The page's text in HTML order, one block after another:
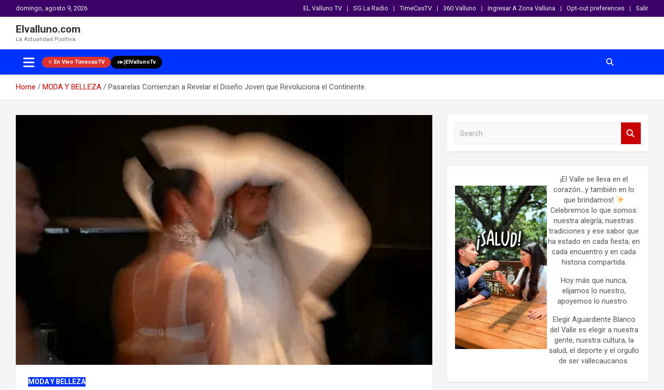
domingo, agosto 9, 2026 EL Valluno TV SG La Radio TimeCasTV 360 Valluno Ingresar A Zona Valluna Opt-out preferences Salir
Elvalluno.com
La Actualidad Positiva.
En Vivo TimecasTV ElVallunoTv
Home MODA Y BELLEZA
Pasarelas Comienzan a Revelar el Diseño Joven que Revoluciona el Continente.
MODA Y BELLEZA
¡El Valle se lleva en el
corazón…y también en lo
que brindamos!
Celebremos lo que somos:
nuestra alegría, nuestras
tradiciones y ese sabor que
ha estado en cada fiesta, en
cada encuentro y en cada
historia compartida.
Hoy más que nunca,
elijamos lo nuestro,
apoyemos lo nuestro.
Elegir Aguardiente Blanco
del Valle es elegir a nuestra
gente, nuestra cultura, la
salud, el deporte y el orgullo
de ser vallecaucanos.